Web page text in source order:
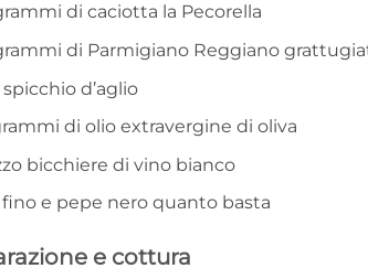
di caciotta la Pecorella
di Parmigiano Reggiano
d’aglio
di olio extravergine di oliva
bicchiere di vino bianco
fino e pepe nero quanto basta
e cottura